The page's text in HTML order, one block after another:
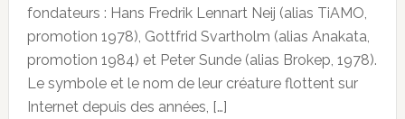
fondateurs : Hans Fredrik Lennart Neij (alias TiAMO,
promotion 1978), Gottfrid Svartholm (alias Anakata,
promotion 1984) et Peter Sunde (alias Brokep, 1978).
Le symbole et le nom de leur créature flottent sur
Internet depuis des années, […]